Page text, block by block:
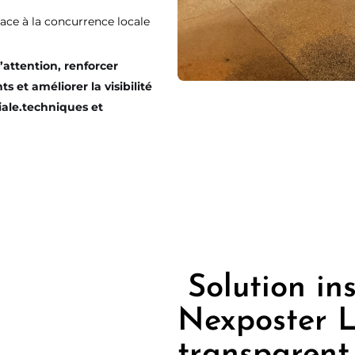
à la concurrence locale
renforcer
et améliorer la visibilité
et
Solution
Nexposter
EN GRAND.